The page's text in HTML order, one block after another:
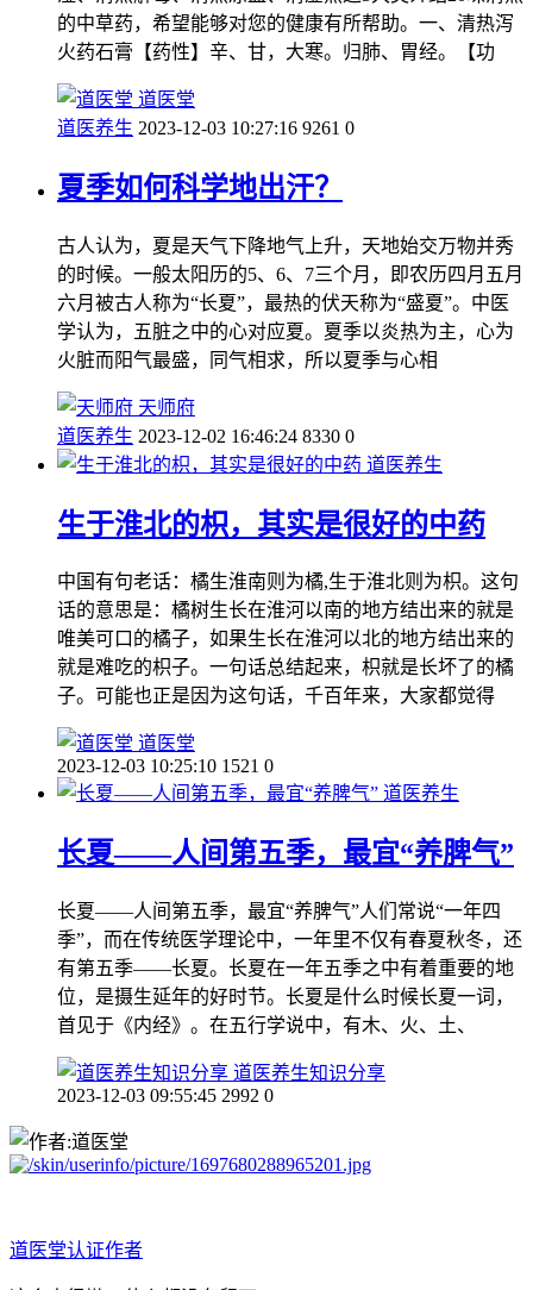
的中草药，希望能够对您的健康有所帮助。一、清热泻
火药石膏【药性】辛、甘，大寒。归肺、胃经。【功
道医堂
道医养生 2023-12-03 10:27:16 9261 0
夏季如何科学地出汗？
古人认为，夏是天气下降地气上升，天地始交万物并秀
的时候。一般太阳历的5、6、7三个月，即农历四月五月
六月被古人称为“长夏”，最热的伏天称为“盛夏”。中医
学认为，五脏之中的心对应夏。夏季以炎热为主，心为
火脏而阳气最盛，同气相求，所以夏季与心相
天师府
道医养生 2023-12-02 16:46:24 8330 0
道医养生
生于淮北的枳，其实是很好的中药
中国有句老话：橘生淮南则为橘,生于淮北则为枳。这句
话的意思是：橘树生长在淮河以南的地方结出来的就是
唯美可口的橘子，如果生长在淮河以北的地方结出来的
就是难吃的枳子。一句话总结起来，枳就是长坏了的橘
子。可能也正是因为这句话，千百年来，大家都觉得
道医堂
2023-12-03 10:25:10 1521 0
道医养生
长夏——人间第五季，最宜“养脾气”
长夏——人间第五季，最宜“养脾气”人们常说“一年四
季”，而在传统医学理论中，一年里不仅有春夏秋冬，还
有第五季——长夏。长夏在一年五季之中有着重要的地
位，是摄生延年的好时节。长夏是什么时候长夏一词，
首见于《内经》。在五行学说中，有木、火、土、
道医养生知识分享
2023-12-03 09:55:45 2992 0
道医堂认证作者